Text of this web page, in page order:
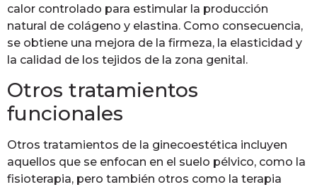
calor controlado para estimular la producción
natural de colágeno y elastina. Como consecuencia,
se obtiene una mejora de la firmeza, la elasticidad y
la calidad de los tejidos de la zona genital.
Otros tratamientos
funcionales
Otros tratamientos de la ginecoestética incluyen
aquellos que se enfocan en el suelo pélvico, como la
fisioterapia, pero también otros como la terapia